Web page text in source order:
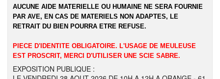
AUCUNE AIDE MATERIELLE OU HUMAINE NE SERA FOURNIE
PAR AVE, EN CAS DE MATERIELS NON ADAPTES, LE
RETRAIT DU BIEN POURRA ETRE REFUSE.
PIECE D'IDENTITE OBLIGATOIRE. L'USAGE DE MEULEUSE
EST PROSCRIT, MERCI D'UTILISER UNE SCIE SABRE.
EXPOSITION PUBLIQUE :